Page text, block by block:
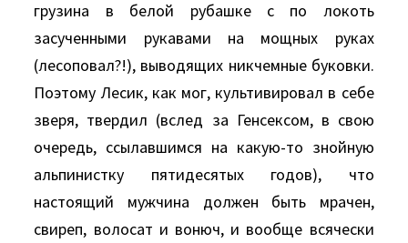
грузина в белой рубашке с по локоть
засученными рукавами на мощных руках
(лесоповал?!), выводящих никчемные буковки.
Поэтому Лесик, как мог, культивировал в себе
зверя, твердил (вслед за Генсексом, в свою
очередь, ссылавшимся на какую-то знойную
альпинистку пятидесятых годов), что
настоящий мужчина должен быть мрачен,
свиреп, волосат и вонюч, и вообще всячески